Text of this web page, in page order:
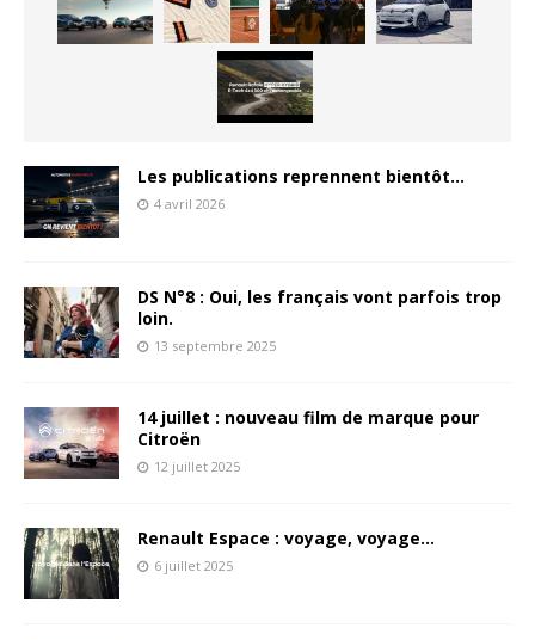
Les publications reprennent bientôt…
4 avril 2026
DS N°8 : Oui, les français vont parfois trop
loin.
13 septembre 2025
14 juillet : nouveau film de marque pour
Citroën
12 juillet 2025
Renault Espace : voyage, voyage…
6 juillet 2025